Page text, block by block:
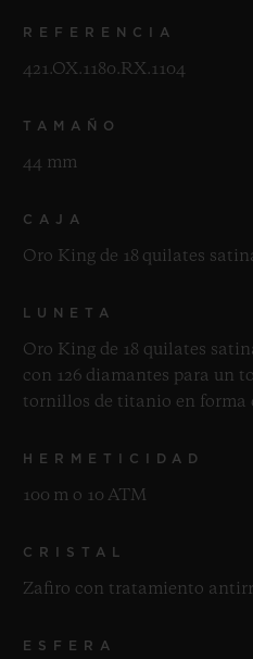
REFERENCIA
421.OX.1180.RX.1104
TAMAÑO
44 mm
CAJA
Oro King de 18 quilates
LUNETA
Oro King de 18 quilates
con 126 diamantes para un
tornillos de titanio en forma
HERMETICIDAD
100 m o 10 ATM
CRISTAL
Zafiro con tratamiento
ESFERA